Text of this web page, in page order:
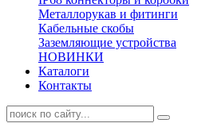
Металлорукав и фитинги
Кабельные скобы
Заземляющие устройства
НОВИНКИ
Каталоги
Контакты